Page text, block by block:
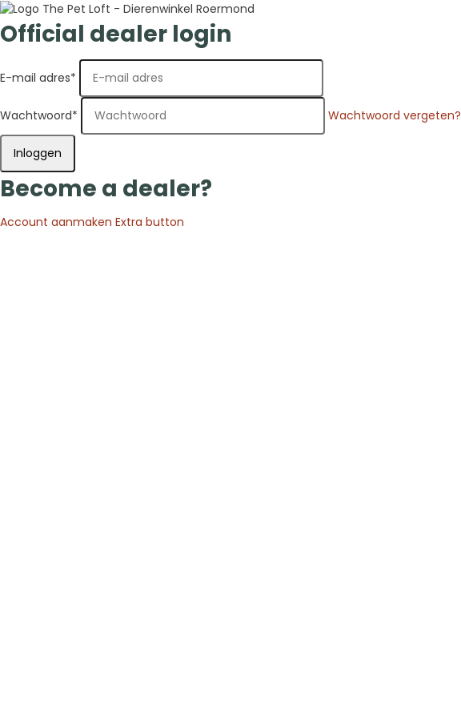
Official dealer login
E-mail adres*
Wachtwoord* Wachtwoord vergeten?
Inloggen
Become a dealer?
Account aanmaken Extra button